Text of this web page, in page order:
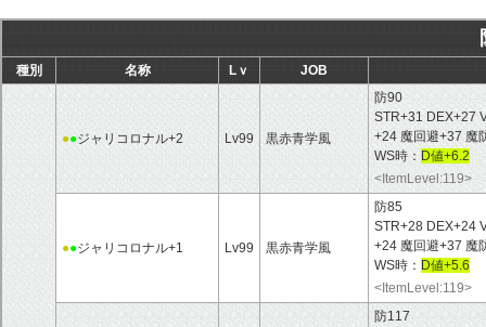
種別 名称 Lｖ JOB
●●ジャリコロナル+2 Lv99 黒赤青学風
防90
STR+31 DEX+27
+24 魔回避+37 魔
WS時： D値+6.2
<ItemLevel:119>
●●ジャリコロナル+1 Lv99 黒赤青学風
防85
STR+28 DEX+24
+24 魔回避+37 魔
WS時： D値+5.6
<ItemLevel:119>
防117